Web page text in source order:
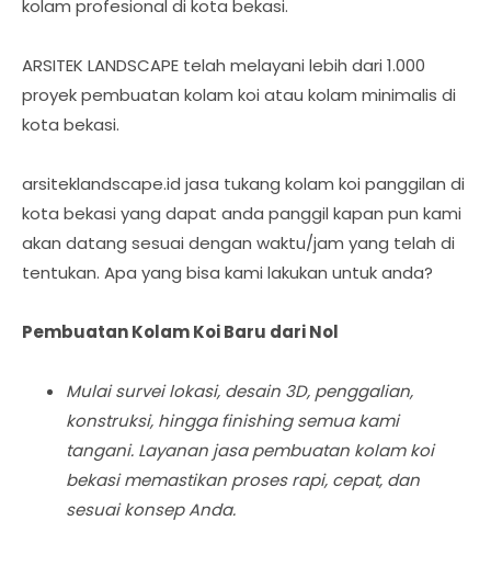
kolam profesional di kota bekasi.
ARSITEK LANDSCAPE telah melayani lebih dari 1.000
proyek pembuatan kolam koi atau kolam minimalis di
kota bekasi.
arsiteklandscape.id jasa tukang kolam koi panggilan di
kota bekasi yang dapat anda panggil kapan pun kami
akan datang sesuai dengan waktu/jam yang telah di
tentukan. Apa yang bisa kami lakukan untuk anda?
Pembuatan Kolam Koi Baru dari Nol
Mulai survei lokasi, desain 3D, penggalian,
konstruksi, hingga finishing semua kami
tangani. Layanan jasa pembuatan kolam koi
bekasi memastikan proses rapi, cepat, dan
sesuai konsep Anda.